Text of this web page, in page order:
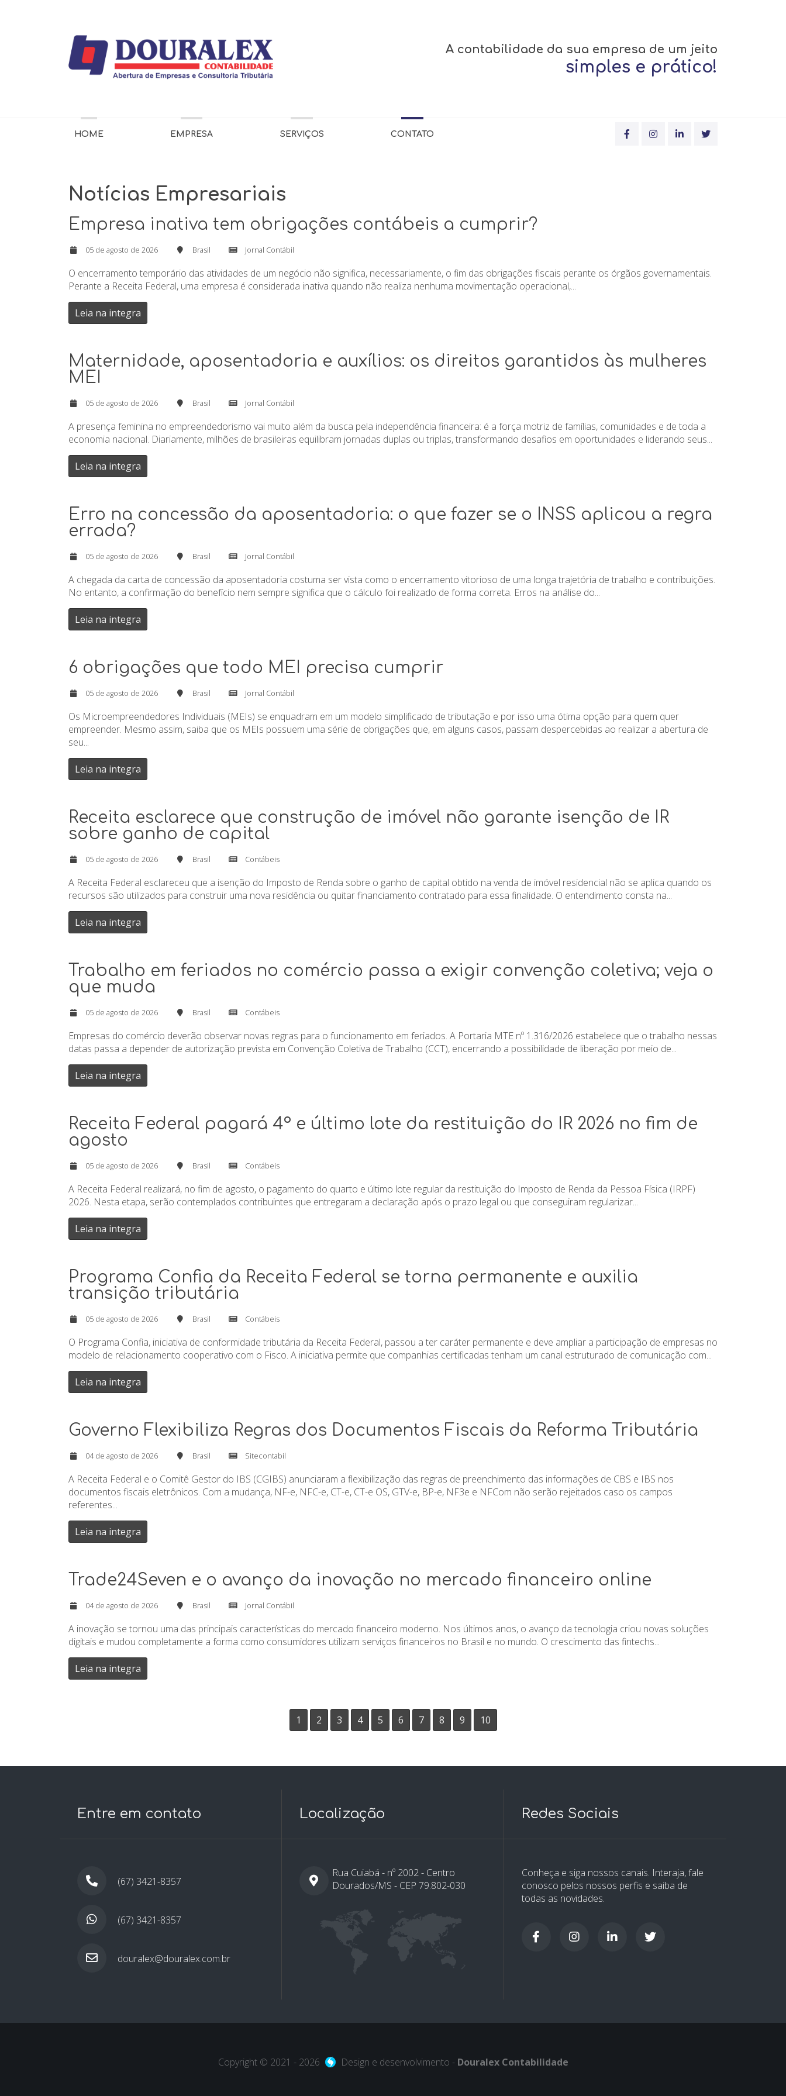
A contabilidade da sua empresa de um jeito
simples e prático!
HOME EMPRESA SERVIÇOS CONTATO
Notícias Empresariais
Empresa inativa tem obrigações contábeis a cumprir?
05 de agosto de 2026 Brasil Jornal Contábil
O encerramento temporário das atividades de um negócio não significa, necessariamente, o fim das obrigações fiscais perante os órgãos governamentais.
Perante a Receita Federal, uma empresa é considerada inativa quando não realiza nenhuma movimentação operacional,...
Leia na integra
Maternidade, aposentadoria e auxílios: os direitos garantidos às mulheres
MEI
05 de agosto de 2026 Brasil Jornal Contábil
A presença feminina no empreendedorismo vai muito além da busca pela independência financeira: é a força motriz de famílias, comunidades e de toda a
economia nacional. Diariamente, milhões de brasileiras equilibram jornadas duplas ou triplas, transformando desafios em oportunidades e liderando seus...
Leia na integra
Erro na concessão da aposentadoria: o que fazer se o INSS aplicou a regra
errada?
05 de agosto de 2026 Brasil Jornal Contábil
A chegada da carta de concessão da aposentadoria costuma ser vista como o encerramento vitorioso de uma longa trajetória de trabalho e contribuições.
No entanto, a confirmação do benefício nem sempre significa que o cálculo foi realizado de forma correta. Erros na análise do...
Leia na integra
6 obrigações que todo MEI precisa cumprir
05 de agosto de 2026 Brasil Jornal Contábil
Os Microempreendedores Individuais (MEIs) se enquadram em um modelo simplificado de tributação e por isso uma ótima opção para quem quer
empreender. Mesmo assim, saiba que os MEIs possuem uma série de obrigações que, em alguns casos, passam despercebidas ao realizar a abertura de
seu...
Leia na integra
Receita esclarece que construção de imóvel não garante isenção de IR
sobre ganho de capital
05 de agosto de 2026 Brasil Contábeis
A Receita Federal esclareceu que a isenção do Imposto de Renda sobre o ganho de capital obtido na venda de imóvel residencial não se aplica quando os
recursos são utilizados para construir uma nova residência ou quitar financiamento contratado para essa finalidade. O entendimento consta na...
Leia na integra
Trabalho em feriados no comércio passa a exigir convenção coletiva; veja o
que muda
05 de agosto de 2026 Brasil Contábeis
Empresas do comércio deverão observar novas regras para o funcionamento em feriados. A Portaria MTE nº 1.316/2026 estabelece que o trabalho nessas
datas passa a depender de autorização prevista em Convenção Coletiva de Trabalho (CCT), encerrando a possibilidade de liberação por meio de...
Leia na integra
Receita Federal pagará 4º e último lote da restituição do IR 2026 no fim de
agosto
05 de agosto de 2026 Brasil Contábeis
A Receita Federal realizará, no fim de agosto, o pagamento do quarto e último lote regular da restituição do Imposto de Renda da Pessoa Física (IRPF)
2026. Nesta etapa, serão contemplados contribuintes que entregaram a declaração após o prazo legal ou que conseguiram regularizar...
Leia na integra
Programa Confia da Receita Federal se torna permanente e auxilia
transição tributária
05 de agosto de 2026 Brasil Contábeis
O Programa Confia, iniciativa de conformidade tributária da Receita Federal, passou a ter caráter permanente e deve ampliar a participação de empresas no
modelo de relacionamento cooperativo com o Fisco. A iniciativa permite que companhias certificadas tenham um canal estruturado de comunicação com...
Leia na integra
Governo Flexibiliza Regras dos Documentos Fiscais da Reforma Tributária
04 de agosto de 2026 Brasil Sitecontabil
A Receita Federal e o Comitê Gestor do IBS (CGIBS) anunciaram a flexibilização das regras de preenchimento das informações de CBS e IBS nos
documentos fiscais eletrônicos. Com a mudança, NF-e, NFC-e, CT-e, CT-e OS, GTV-e, BP-e, NF3e e NFCom não serão rejeitados caso os campos
referentes...
Leia na integra
Trade24Seven e o avanço da inovação no mercado financeiro online
04 de agosto de 2026 Brasil Jornal Contábil
A inovação se tornou uma das principais características do mercado financeiro moderno. Nos últimos anos, o avanço da tecnologia criou novas soluções
digitais e mudou completamente a forma como consumidores utilizam serviços financeiros no Brasil e no mundo. O crescimento das fintechs...
Leia na integra
1 2 3 4 5 6 7 8 9 10
Entre em contato
(67) 3421-8357
(67) 3421-8357
douralex@douralex.com.br
Localização
Rua Cuiabá - nº 2002 - Centro
Dourados/MS - CEP 79.802-030
Redes Sociais
Conheça e siga nossos canais. Interaja, fale
conosco pelos nossos perfis e saiba de
todas as novidades.
Copyright © 2021 - 2026 Design e desenvolvimento - Douralex Contabilidade